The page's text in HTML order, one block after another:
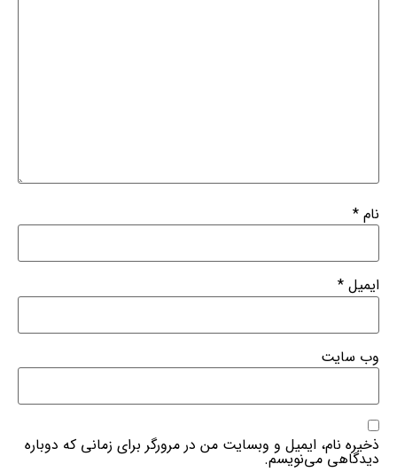
نام *
ایمیل *
وب‌ سایت
ذخیره نام، ایمیل و وبسایت من در مرورگر برای زمانی که دوباره
دیدگاهی می‌نویسم.